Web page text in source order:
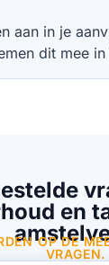
aan in je
dit mee
en
OP DE
VRAGEN.